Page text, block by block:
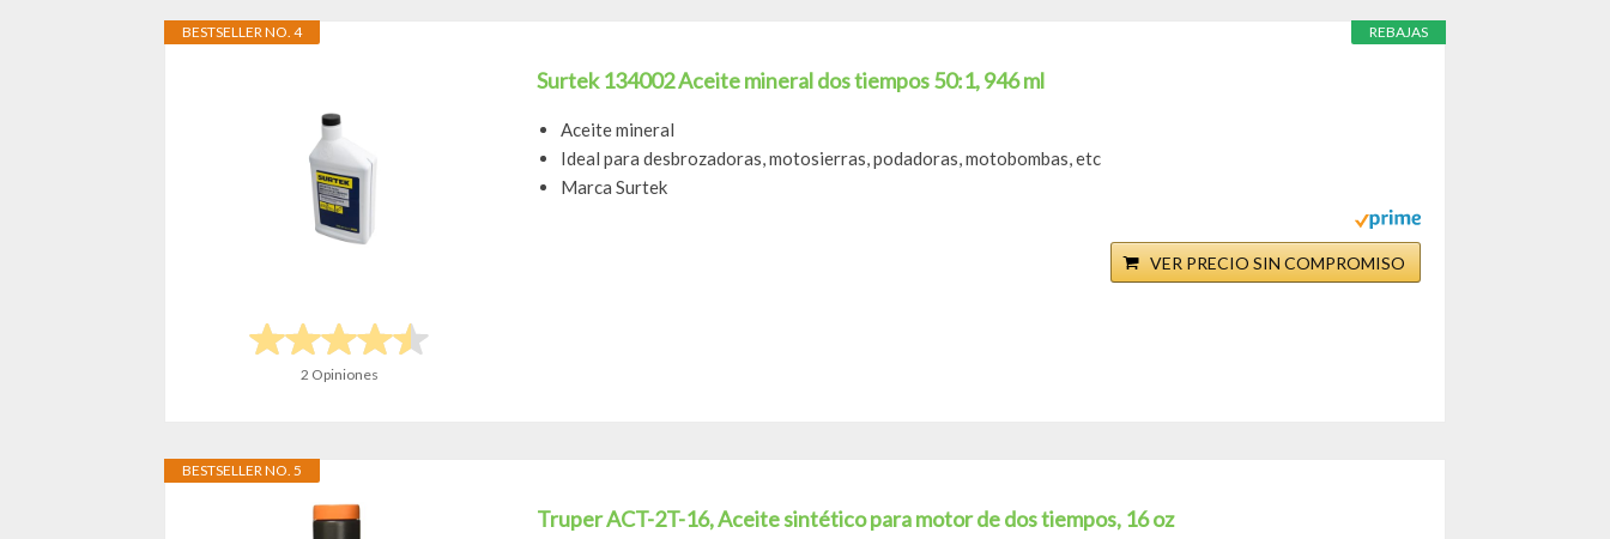
REBAJAS
BESTSELLER NO. 4
2 Opiniones
Surtek 134002 Aceite mineral dos tiempos 50:1, 946 ml
Aceite mineral
Ideal para desbrozadoras, motosierras, podadoras, motobombas, etc
Marca Surtek
VER PRECIO SIN COMPROMISO
BESTSELLER NO. 5
Truper ACT-2T-16, Aceite sintético para motor de dos tiempos, 16 oz